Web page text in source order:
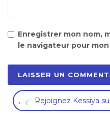
Enregistrer mon nom,
le navigateur pour
, Rejoignez Kessiya